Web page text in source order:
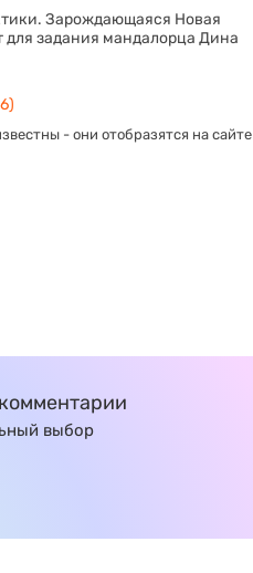
Зарождающаяся Новая
для задания мандалорца Дина
- они отобразятся на сайте
выбор